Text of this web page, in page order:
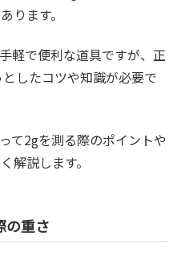
ります。
軽で便利な道具ですが、正
したコツや知識が必要で
て2gを測る際のポイントや
解説します。
の重さ